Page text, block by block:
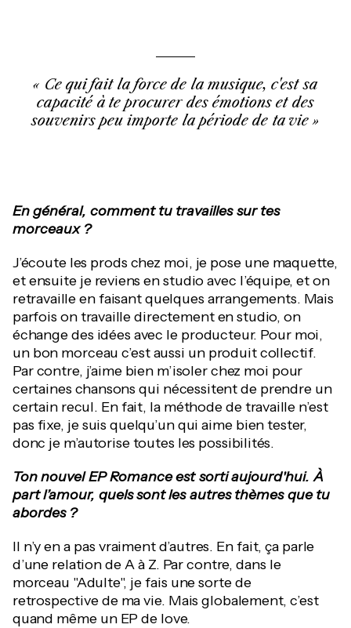
Ce qui fait la force de la musique, c'est sa
capacité à te procurer des émotions et des
souvenirs peu importe la période de ta vie
En général, comment tu travailles sur tes
morceaux ?
J’écoute les prods chez moi, je pose une maquette,
et ensuite je reviens en studio avec l’équipe, et on
retravaille en faisant quelques arrangements. Mais
parfois on travaille directement en studio, on
échange des idées avec le producteur. Pour moi,
un bon morceau c’est aussi un produit collectif.
Par contre, j’aime bien m’isoler chez moi pour
certaines chansons qui nécessitent de prendre un
certain recul. En fait, la méthode de travaille n’est
pas fixe, je suis quelqu’un qui aime bien tester,
donc je m’autorise toutes les possibilités.
Ton nouvel EP Romance est sorti aujourd'hui. À
part l’amour, quels sont les autres thèmes que tu
abordes ?
Il n’y en a pas vraiment d’autres. En fait, ça parle
d’une relation de A à Z. Par contre, dans le
morceau "Adulte", je fais une sorte de
retrospective de ma vie. Mais globalement, c’est
quand même un EP de love.